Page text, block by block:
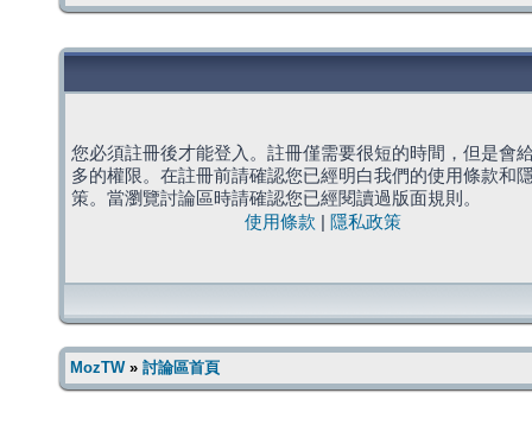
您必須註冊後才能登入。註冊僅需要很短的時間，但是會
多的權限。在註冊前請確認您已經明白我們的使用條款和
策。當瀏覽討論區時請確認您已經閱讀過版面規則。
使用條款
隱私政策
MozTW» 討論區首頁